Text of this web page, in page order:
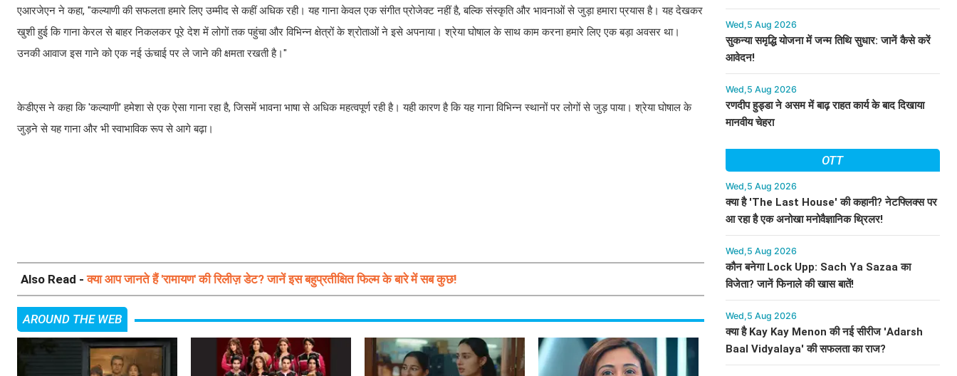
एआरजेएन ने कहा, "कल्याणी की सफलता हमारे लिए उम्मीद से कहीं अधिक रही। यह गाना केवल एक संगीत प्रोजेक्ट नहीं है, बल्कि संस्कृति और भावनाओं से जुड़ा हमारा प्रयास है। यह देखकर
खुशी हुई कि गाना केरल से बाहर निकलकर पूरे देश में लोगों तक पहुंचा और विभिन्न क्षेत्रों के श्रोताओं ने इसे अपनाया। श्रेया घोषाल के साथ काम करना हमारे लिए एक बड़ा अवसर था।
उनकी आवाज इस गाने को एक नई ऊंचाई पर ले जाने की क्षमता रखती है।"
केडीएस ने कहा कि 'कल्याणी' हमेशा से एक ऐसा गाना रहा है, जिसमें भावना भाषा से अधिक महत्वपूर्ण रही है। यही कारण है कि यह गाना विभिन्न स्थानों पर लोगों से जुड़ पाया। श्रेया घोषाल के
जुड़ने से यह गाना और भी स्वाभाविक रूप से आगे बढ़ा।
Also Read -क्या आप जानते हैं 'रामायण' की रिलीज़ डेट? जानें इस बहुप्रतीक्षित फिल्म के बारे में सब कुछ!
AROUND THE WEB
Wed,5 Aug 2026
सुकन्या समृद्धि योजना में जन्म तिथि सुधार: जानें कैसे करें
आवेदन!
Wed,5 Aug 2026
रणदीप हुड्डा ने असम में बाढ़ राहत कार्य के बाद दिखाया
मानवीय चेहरा
OTT
Wed,5 Aug 2026
क्या है 'The Last House' की कहानी? नेटफ्लिक्स पर
आ रहा है एक अनोखा मनोवैज्ञानिक थ्रिलर!
Wed,5 Aug 2026
कौन बनेगा Lock Upp: Sach Ya Sazaa का
विजेता? जानें फिनाले की खास बातें!
Wed,5 Aug 2026
क्या है Kay Kay Menon की नई सीरीज 'Adarsh
Baal Vidyalaya' की सफलता का राज?